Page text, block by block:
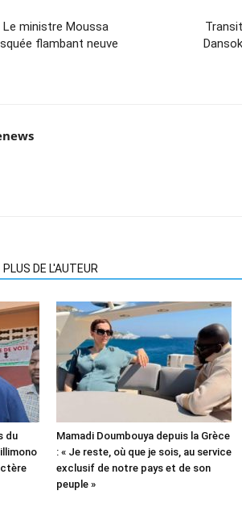
Le ministre Moussa
flambant neuve
PLUS DE L'AUTEUR
du
Mamadi Doumbouya depuis la Grèce
: « Je reste, où que je sois, au service
exclusif de notre pays et de son
peuple »